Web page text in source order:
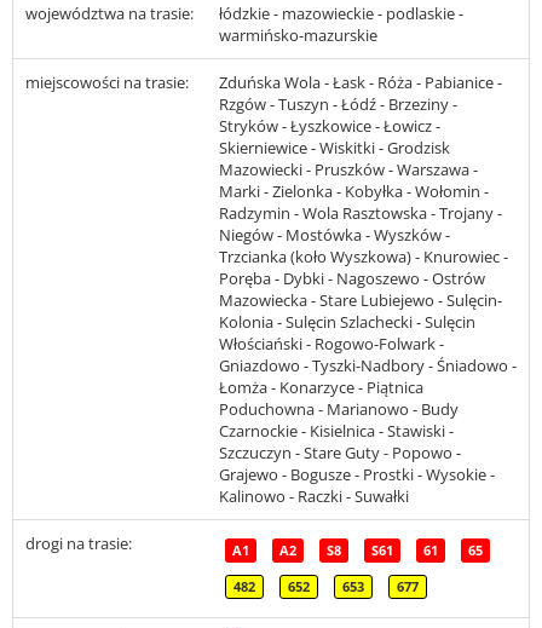
województwa na trasie:
łódzkie - mazowieckie - podlaskie -
warmińsko-mazurskie
miejscowości na trasie:
Zduńska Wola - Łask - Róża - Pabianice -
Rzgów - Tuszyn - Łódź - Brzeziny -
Stryków - Łyszkowice - Łowicz -
Skierniewice - Wiskitki - Grodzisk
Mazowiecki - Pruszków - Warszawa -
Marki - Zielonka - Kobyłka - Wołomin -
Radzymin - Wola Rasztowska - Trojany -
Niegów - Mostówka - Wyszków -
Trzcianka (koło Wyszkowa) - Knurowiec -
Poręba - Dybki - Nagoszewo - Ostrów
Mazowiecka - Stare Lubiejewo - Sulęcin-
Kolonia - Sulęcin Szlachecki - Sulęcin
Włościański - Rogowo-Folwark -
Gniazdowo - Tyszki-Nadbory - Śniadowo -
Łomża - Konarzyce - Piątnica
Poduchowna - Marianowo - Budy
Czarnockie - Kisielnica - Stawiski -
Szczuczyn - Stare Guty - Popowo -
Grajewo - Bogusze - Prostki - Wysokie -
Kalinowo - Raczki - Suwałki
drogi na trasie: A1 A2 S8 S61 61 65
482 652 653 677